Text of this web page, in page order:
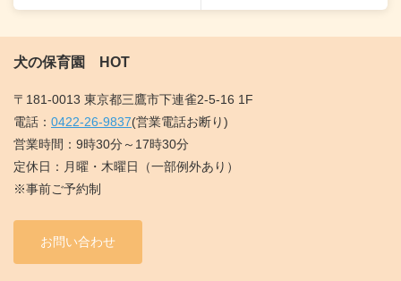
犬の保育園 HOT
〒181-0013 東京都三鷹市下連雀2-5-16 1F
電話： 0422-26-9837(営業電話お断り)
営業時間：9時30分～17時30分
定休日：月曜・木曜日（一部例外あり）
※事前ご予約制
お問い合わせ